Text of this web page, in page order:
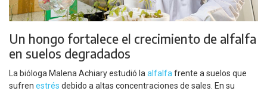
Un hongo fortalece el crecimiento de alfalfa
en suelos degradados
La bióloga Malena Achiary estudió la alfalfa frente a suelos que
sufren estrés debido a altas concentraciones de sales. En su